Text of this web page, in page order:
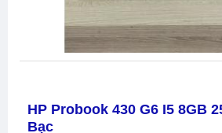
HP Probook 430 G6 I5 8GB
Bạc